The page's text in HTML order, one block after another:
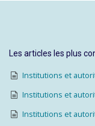
Les articles les plus
Institutions et
Institutions et
Institutions et